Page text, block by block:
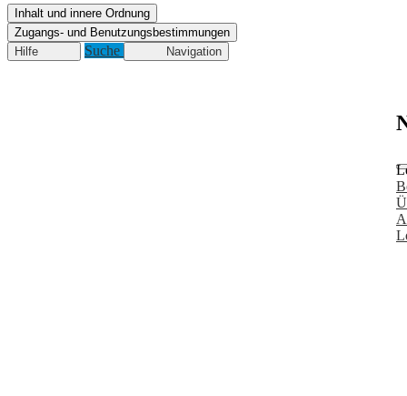
Inhalt und innere Ordnung
Zugangs- und Benutzungsbestimmungen
Hilfe
Suche Navigation